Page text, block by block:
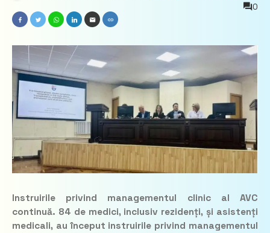
0
Instruirile privind managementul clinic al AVC
continuă. 84 de medici, inclusiv rezidenți, și asistenți
medicali, au început instruirile privind managementul